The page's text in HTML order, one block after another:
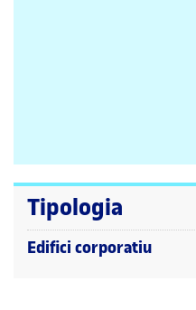
Tipologia
Edifici corporatiu